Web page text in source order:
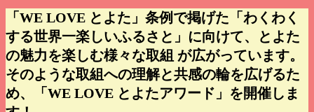
「WE LOVE とよた」条例で掲げた「わくわく
する世界一楽しいふるさと」に向けて、とよた
の魅力を楽しむ様々な取組 が広がっています。
そのような取組への理解と共感の輪を広げるた
め、「WE LOVE とよたアワード」を開催しま